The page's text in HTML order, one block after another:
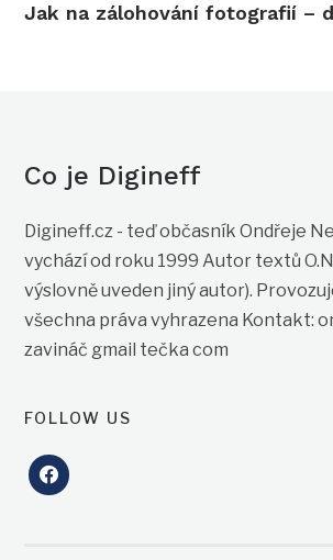
Jak na zálohování fotografií –
Co je Digineff
Digineff.cz - teď občasník Ondřeje
vychází od roku 1999 Autor textů
výslovně uveden jiný autor).
všechna práva vyhrazena Kontakt:
zavináč gmail tečka com
FOLLOW US
facebook